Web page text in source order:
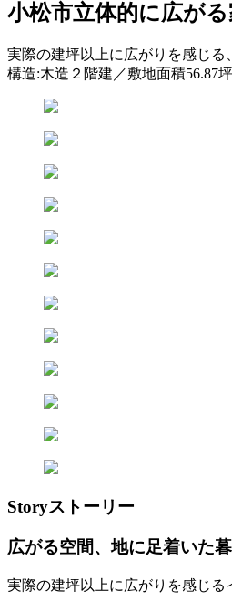
小松市立体的に広がる
実際の建坪以上に広がりを感じる
構造:木造２階建／敷地面積56.87
Storyストーリー
広がる空間、地に足着いた
実際の建坪以上に広がりを感じる